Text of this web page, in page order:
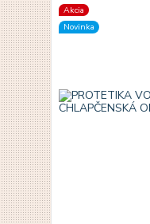
Akcia
Novinka